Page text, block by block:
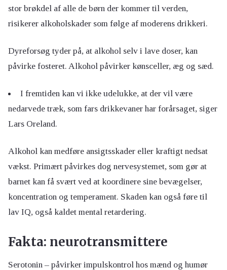
stor brøkdel af alle de børn der kommer til verden,
risikerer alkoholskader som følge af moderens drikkeri.
Dyreforsøg tyder på, at alkohol selv i lave doser, kan
påvirke fosteret. Alkohol påvirker kønsceller, æg og sæd.
I fremtiden kan vi ikke udelukke, at der vil være
nedarvede træk, som fars drikkevaner har forårsaget, siger
Lars Oreland.
Alkohol kan medføre ansigtsskader eller kraftigt nedsat
vækst. Primært påvirkes dog nervesystemet, som gør at
barnet kan få svært ved at koordinere sine bevægelser,
koncentration og temperament. Skaden kan også føre til
lav IQ, også kaldet mental retardering.
Fakta: neurotransmittere
Serotonin – påvirker impulskontrol hos mænd og humør